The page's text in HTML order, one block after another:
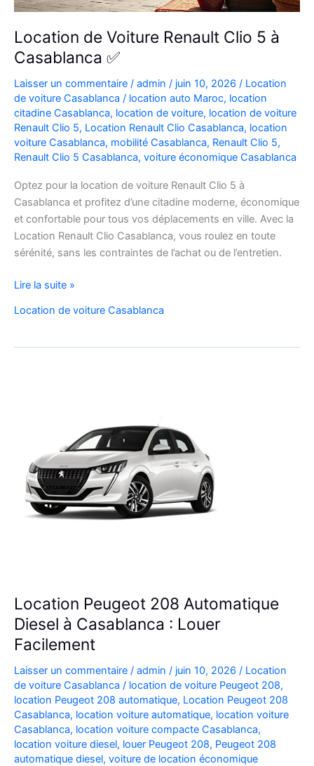
Location de Voiture Renault Clio 5 à
Casablanca ✅
Laisser un commentaire / admin / juin 10, 2026 / Location
de voiture Casablanca / location auto Maroc, location
citadine Casablanca, location de voiture, location de voiture
Renault Clio 5, Location Renault Clio Casablanca, location
voiture Casablanca, mobilité Casablanca, Renault Clio 5,
Renault Clio 5 Casablanca, voiture économique Casablanca
Optez pour la location de voiture Renault Clio 5 à
Casablanca et profitez d’une citadine moderne, économique
et confortable pour tous vos déplacements en ville. Avec la
Location Renault Clio Casablanca, vous roulez en toute
sérénité, sans les contraintes de l’achat ou de l’entretien.
Location
Voiture
Clio
Lire la suite »
Location de voiture Casablanca
Location Peugeot 208 Automatique
Diesel à Casablanca : Louer
Facilement
Laisser un commentaire / admin / juin 10, 2026 / Location
de voiture Casablanca / location de voiture Peugeot 208,
location Peugeot 208 automatique, Location Peugeot 208
Casablanca, location voiture automatique, location voiture
Casablanca, location voiture compacte Casablanca,
location voiture diesel, louer Peugeot 208, Peugeot 208
automatique diesel, voiture de location économique